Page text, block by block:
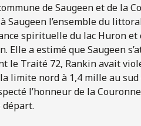
de Saugeen et de la
l’ensemble du
spirituelle du lac Huron
Elle a estimé que Saugeen
le Traité 72, Rankin avait
limite nord à 1,4 mille au
l’honneur de la
départ.